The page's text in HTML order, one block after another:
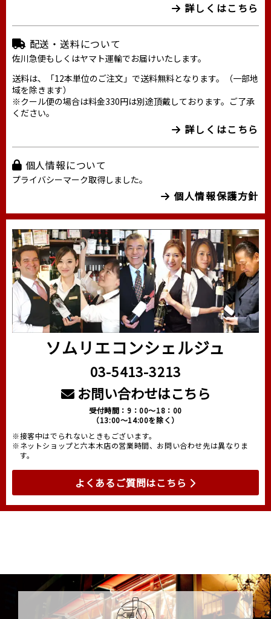
詳しくはこちら
配送・送料について
佐川急便もしくはヤマト運輸でお届けいたします。
送料は、「12本単位のご注文」で送料無料となります。（一部地
域を除きます）
※クール便の場合は料金330円は別途頂戴しております。ご了承
ください。
詳しくはこちら
個人情報について
プライバシーマーク取得しました。
個人情報保護方針
ソムリエコンシェルジュ
03-5413-3213
お問い合わせはこちら
受付時間：9：00～18：00
（13:00～14:00を除く）
※接客中はでられないときもございます。
※ネットショップと六本木店の営業時間、お問い合わせ先は異なりま
す。
よくあるご質問はこちら